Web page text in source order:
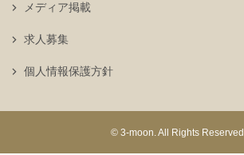
メディア掲載
求人募集
個人情報保護方針
© 3-moon. All Rights Reserved.